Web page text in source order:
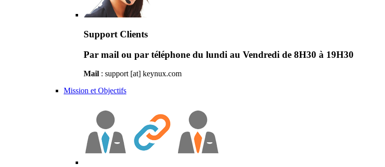
Support Clients
Par mail ou par téléphone du lundi au Vendredi de 8H30 à 19H30
Mail : support [at] keynux.com
Mission et Objectifs